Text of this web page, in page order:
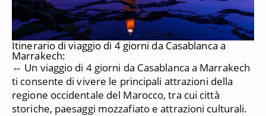
Itinerario di viaggio di 4 giorni da Casablanca a
Marrakech:
⇔ Un viaggio di 4 giorni da Casablanca a Marrakech
ti consente di vivere le principali attrazioni della
regione occidentale del Marocco, tra cui città
storiche, paesaggi mozzafiato e attrazioni culturali.